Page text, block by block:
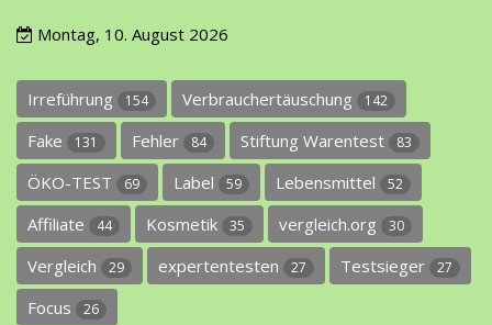
Montag, 10. August 2026
Irreführung 154 Verbrauchertäuschung 142
Fake 131 Fehler 84 Stiftung Warentest 83
ÖKO-TEST 69 Label 59 Lebensmittel 52
Affiliate 44 Kosmetik 35 vergleich.org 30
Vergleich 29 expertentesten 27 Testsieger 27
Focus 26